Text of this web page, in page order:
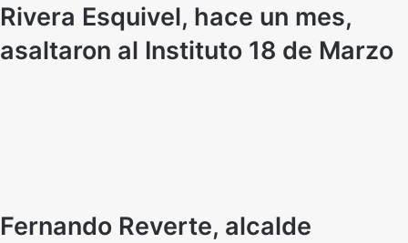
Rivera Esquivel, hace un mes,
asaltaron al Instituto 18 de Marzo
Fernando Reverte, alcalde